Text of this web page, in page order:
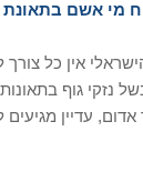
מי אשם בתאונת
אין כל
נזקי גוף
עדיין מגיעים